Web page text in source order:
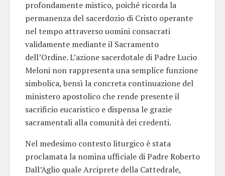
profondamente mistico, poiché ricorda la
permanenza del sacerdozio di Cristo operante
nel tempo attraverso uomini consacrati
validamente mediante il Sacramento
dell’Ordine. L’azione sacerdotale di Padre Lucio
Meloni non rappresenta una semplice funzione
simbolica, bensì la concreta continuazione del
ministero apostolico che rende presente il
sacrificio eucaristico e dispensa le grazie
sacramentali alla comunità dei credenti.
Nel medesimo contesto liturgico è stata
proclamata la nomina ufficiale di Padre Roberto
Dall’Aglio quale Arciprete della Cattedrale,